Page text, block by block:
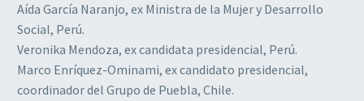
Aída García Naranjo, ex Ministra de la Mujer y Desarrollo
Social, Perú.
Veronika Mendoza, ex candidata presidencial, Perú.
Marco Enríquez-Ominami, ex candidato presidencial,
coordinador del Grupo de Puebla, Chile.